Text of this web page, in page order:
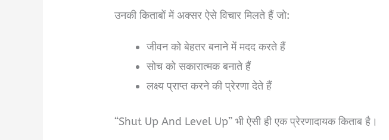
उनकी किताबों में अक्सर ऐसे विचार मिलते हैं जो:
जीवन को बेहतर बनाने में मदद करते हैं
सोच को सकारात्मक बनाते हैं
लक्ष्य प्राप्त करने की प्रेरणा देते हैं
“Shut Up And Level Up” भी ऐसी ही एक प्रेरणादायक किताब है।